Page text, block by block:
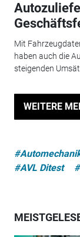
Mit
haben auch die
steigenden
WEITERE
#AVL Ditest